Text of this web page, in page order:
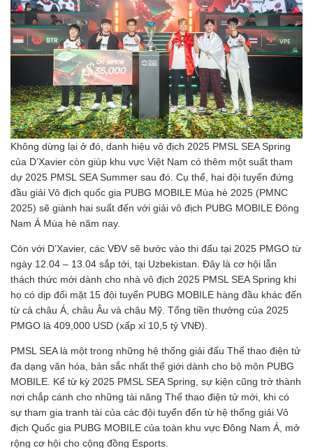
Không dừng lại ở đó, danh hiệu vô địch 2025 PMSL SEA Spring
của D’Xavier còn giúp khu vực Việt Nam có thêm một suất tham
dự 2025 PMSL SEA Summer sau đó. Cụ thể, hai đội tuyển đứng
đầu giải Vô địch quốc gia PUBG MOBILE Mùa hè 2025 (PMNC
2025) sẽ giành hai suất đến với giải vô địch PUBG MOBILE Đông
Nam Á Mùa hè năm nay.
Còn với D’Xavier, các VĐV sẽ bước vào thi đấu tại 2025 PMGO từ
ngày 12.04 – 13.04 sắp tới, tại Uzbekistan. Đây là cơ hội lẫn
thách thức mới dành cho nhà vô địch 2025 PMSL SEA Spring khi
họ có dịp đối mặt 15 đội tuyển PUBG MOBILE hàng đầu khác đến
từ cả châu Á, châu Âu và châu Mỹ. Tổng tiền thưởng của 2025
PMGO là 409,000 USD (xấp xỉ 10,5 tỷ VNĐ).
PMSL SEA là một trong những hệ thống giải đấu Thể thao điện tử
đa dạng văn hóa, bản sắc nhất thế giới dành cho bộ môn PUBG
MOBILE. Kể từ kỳ 2025 PMSL SEA Spring, sự kiện cũng trở thành
nơi chắp cánh cho những tài năng Thể thao điện tử mới, khi có
sự tham gia tranh tài của các đội tuyển đến từ hệ thống giải Vô
địch Quốc gia PUBG MOBILE của toàn khu vực Đông Nam Á, mở
rộng cơ hội cho cộng đồng Esports.